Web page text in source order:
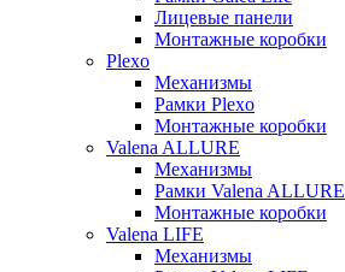
Лицевые панели
Монтажные коробки
Plexo
Механизмы
Рамки Plexo
Монтажные коробки
Valena ALLURE
Механизмы
Рамки Valena ALLURE
Монтажные коробки
Valena LIFE
Механизмы